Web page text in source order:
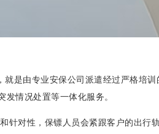
由专业安保公司派遣经过严格培训
发情况处置等一体化服务。
针对性，保镖人员会紧跟客户的出行